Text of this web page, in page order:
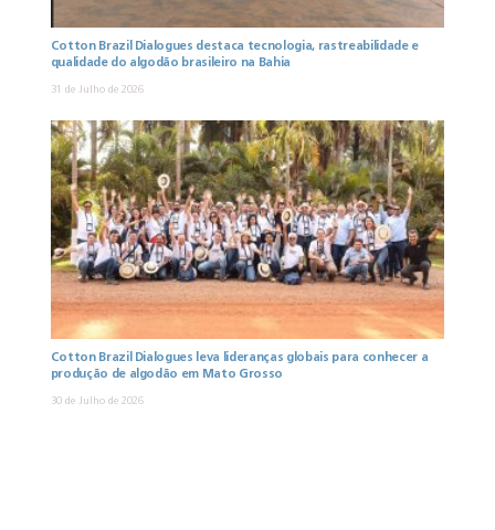
Cotton Brazil Dialogues destaca tecnologia, rastreabilidade e
qualidade do algodão brasileiro na Bahia
31 de Julho de 2026
Cotton Brazil Dialogues leva lideranças globais para conhecer a
produção de algodão em Mato Grosso
30 de Julho de 2026